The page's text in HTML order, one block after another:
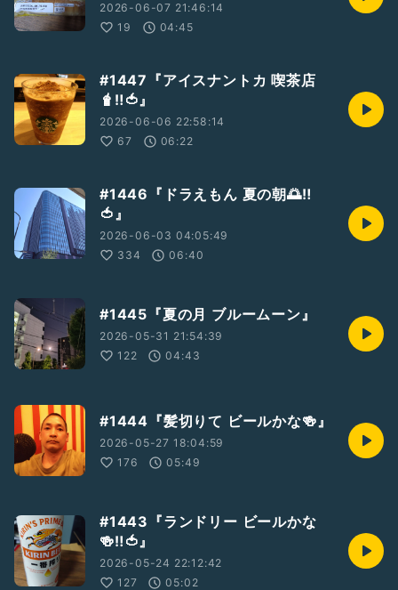
2026-06-07 21:46:14
19
04:45
#1447『アイスナントカ 喫茶店
🧋‼️🍅』
2026-06-06 22:58:14
67
06:22
#1446『ドラえもん 夏の朝🌅‼️
🍅』
2026-06-03 04:05:49
334
06:40
#1445『夏の月 ブルームーン』
2026-05-31 21:54:39
122
04:43
#1444『髪切りて ビールかな🍻』
2026-05-27 18:04:59
176
05:49
#1443『ランドリー ビールかな
🍻‼️🍅』
2026-05-24 22:12:42
127
05:02